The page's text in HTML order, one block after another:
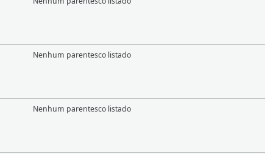
Nenhum parentesco listado
Nenhum parentesco listado